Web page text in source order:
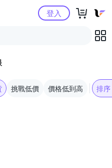
Yahoo購物中心登入
挑戰低價 價格低到高 排序